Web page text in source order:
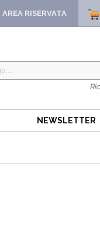
AREA RISERVATA
NEWSLETTER